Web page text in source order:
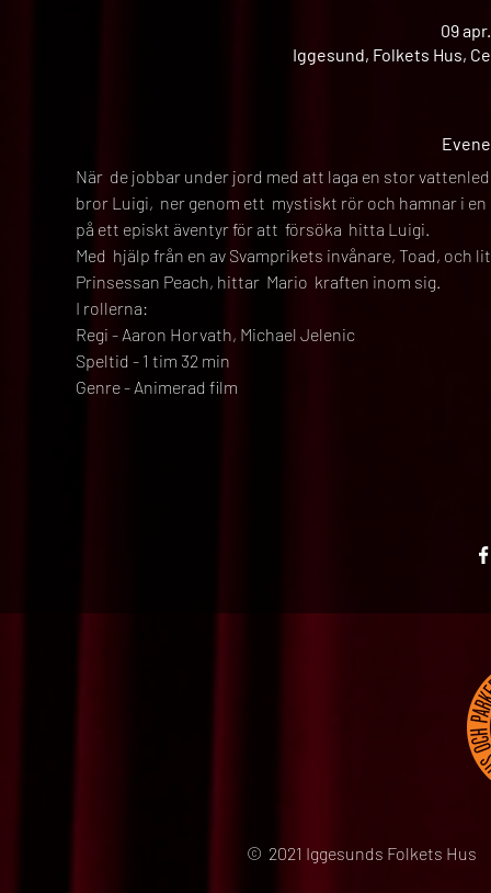
09
Iggesund, Folkets Hus,
När  de jobbar under jord med att laga en stor
bror Luigi,  ner genom ett  mystiskt rör och hamnar i
på ett episkt äventyr för att  försöka  hitta Luigi.
Med  hjälp från en av Svamprikets invånare, Toad,
Prinsessan Peach, hittar  Mario  kraften inom sig.
I rollerna:
Regi - Aaron Horvath, Michael Jelenic
Speltid - 1 tim 32 min
Genre - Animerad film
© 2021 Iggesunds Folkets